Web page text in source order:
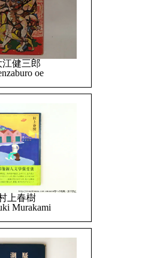
江健三郎
oe
上春樹
Murakami